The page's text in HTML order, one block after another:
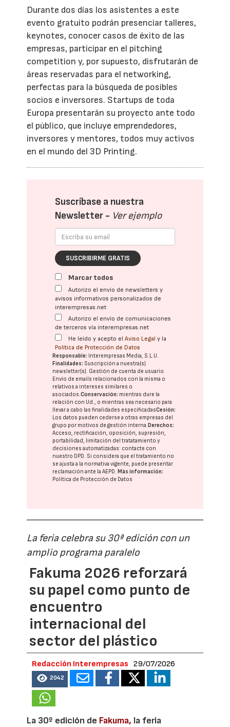
Durante dos días los asistentes a este
evento gratuito podrán presenciar talleres,
keynotes, conocer casos de éxito de las
empresas, participar en el pitching
competition y, por supuesto, disfrutarán de
áreas reservadas para el networking,
perfectas para la búsqueda de posibles
socios e inversores. Startups de toda
Europa presentarán su proyecto ante todo
el público, que incluye emprendedores,
inversores y mentores, todos muy activos
en el mundo del 3D Printing.
Suscríbase a nuestra
Newsletter - Ver ejemplo
SUSCRIBIRME GRATIS
Marcar todos
Autorizo el envío de newsletters y
avisos informativos personalizados de
interempresas.net
Autorizo el envío de comunicaciones
de terceros vía interempresas.net
He leído y acepto elAviso Legal y la
Política de Protección de Datos
Responsable: Interempresas Media, S.L.U.
Finalidades: Suscripción a nuestra(s)
newsletter(s). Gestión de cuenta de usuario.
Envío de emails relacionados con la misma o
relativos a intereses similares o
asociados.Conservación: mientras dure la
relación con Ud., o mientras sea necesario para
llevar a cabo las finalidades especificadasCesión:
Los datos pueden cederse a otras empresas del
grupo por motivos de gestión interna. Derechos:
Acceso, rectificación, oposición, supresión,
portabilidad, limitación del tratatamiento y
decisiones automatizadas: contacte con
nuestro DPD. Si considera que el tratamiento no
se ajusta a la normativa vigente, puede presentar
reclamación ante laAEPD. Más información:
Política de Protección de Datos
La feria celebra su 30ª edición con un
amplio programa paralelo
Fakuma 2026 reforzará
su papel como punto de
encuentro
internacional del
sector del plástico
Redacción Interempresas 29/07/2026
2042
La 30º edición de Fakuma, la feria